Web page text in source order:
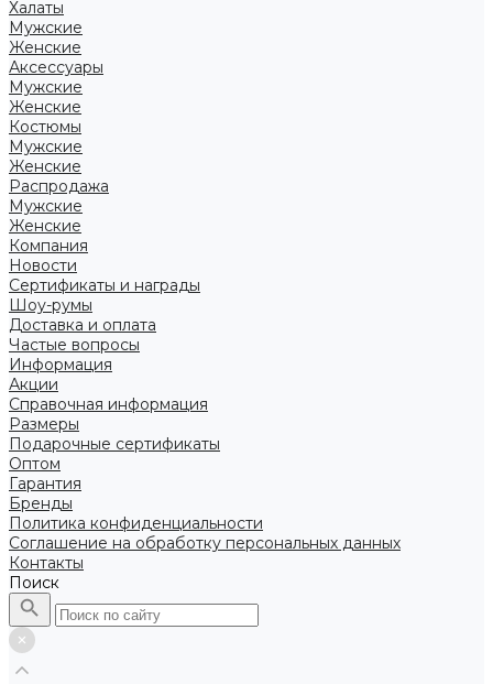
Халаты
Мужские
Женские
Аксессуары
Мужские
Женские
Костюмы
Мужские
Женские
Распродажа
Мужские
Женские
Компания
Новости
Сертификаты и награды
Шоу-румы
Доставка и оплата
Частые вопросы
Информация
Акции
Справочная информация
Размеры
Подарочные сертификаты
Оптом
Гарантия
Бренды
Политика конфиденциальности
Соглашение на обработку персональных данных
Контакты
Поиск